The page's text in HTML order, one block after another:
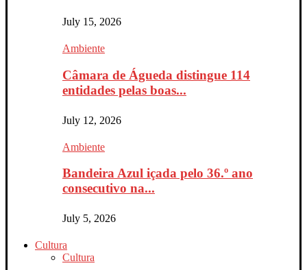
July 15, 2026
Ambiente
Câmara de Águeda distingue 114
entidades pelas boas...
July 12, 2026
Ambiente
Bandeira Azul içada pelo 36.º ano
consecutivo na...
July 5, 2026
Cultura
Cultura